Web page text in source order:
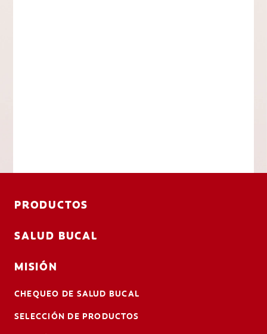
PRODUCTOS
SALUD BUCAL
MISIÓN
CHEQUEO DE SALUD BUCAL
SELECCIÓN DE PRODUCTOS